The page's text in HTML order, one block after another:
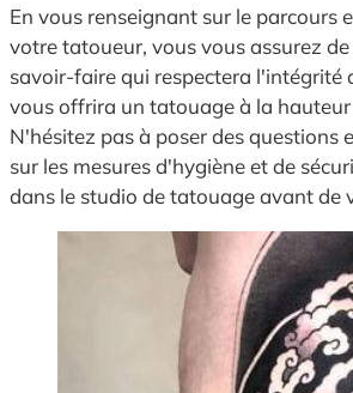
En vous renseignant sur le parcours
votre tatoueur, vous vous assurez
savoir-faire qui respectera l'intégrité
vous offrira un tatouage à la
N'hésitez pas à poser des questions
sur les mesures d'hygiène et de
dans le studio de tatouage avant de